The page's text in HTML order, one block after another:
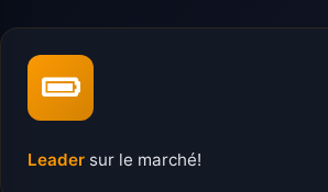
Leader sur le marché!